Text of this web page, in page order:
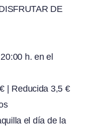
DE
h. en el
| Reducida 3,5 €
el día de la